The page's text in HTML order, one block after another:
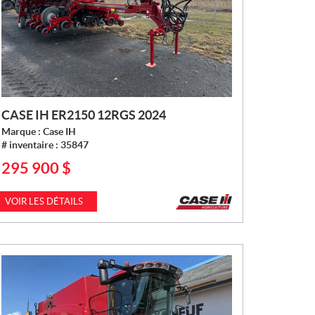
CASE IH ER2150 12RGS 2024
Marque : Case IH
# inventaire : 35847
P
X
:
295 900 $
VOIR LES DÉTAILS